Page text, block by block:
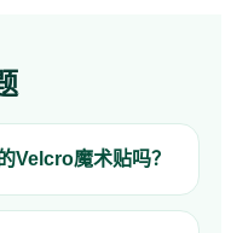
Velcro魔术贴吗？